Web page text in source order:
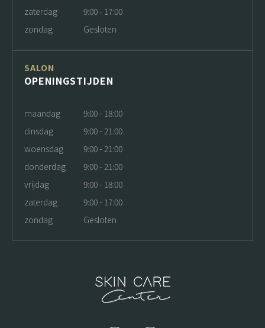
zaterdag
9:00 - 17:00
zondag
Gesloten
SALON
OPENINGSTIJDEN
maandag
9:00 - 18:00
dinsdag
9:00 - 21:00
woensdag
9:00 - 21:00
donderdag
9:00 - 21:00
vrijdag
9:00 - 18:00
zaterdag
9:00 - 17:00
zondag
Gesloten